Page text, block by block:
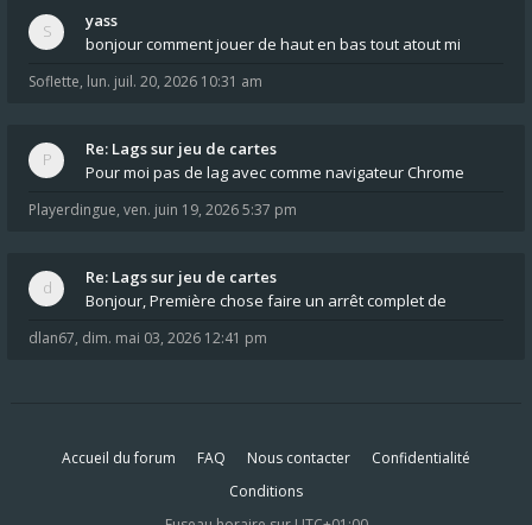
yass
bonjour comment jouer de haut en bas tout atout mi
Soflette, lun. juil. 20, 2026 10:31 am
Re: Lags sur jeu de cartes
Pour moi pas de lag avec comme navigateur Chrome
Playerdingue, ven. juin 19, 2026 5:37 pm
Re: Lags sur jeu de cartes
Bonjour, Première chose faire un arrêt complet de
dlan67, dim. mai 03, 2026 12:41 pm
Accueil du forum FAQ Nous contacter
Confidentialité
Conditions